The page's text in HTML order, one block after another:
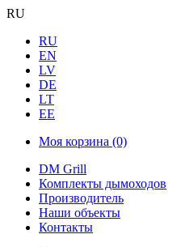
RU
RU
EN
LV
DE
LT
EE
Моя корзина (0)
DM Grill
Комплекты дымоходов
Производитель
Наши объекты
Контакты